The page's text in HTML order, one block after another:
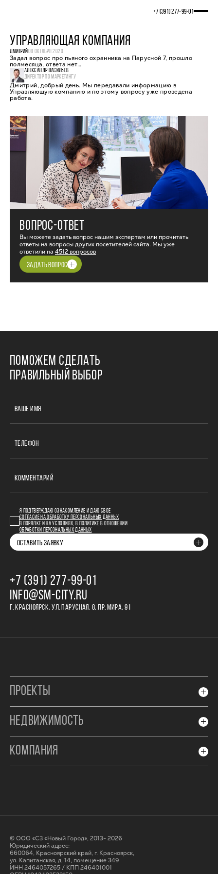
+7 (391) 277‒99‒01
УПРАВЛЯЮЩАЯ КОМПАНИЯ
ДМИТРИЙ08 ОКТЯБРЯ 2020
Задал вопрос про пьяного охранника на Парусной 7, прошло
полмесяца, ответа нет…
АЛЕКСАНДР ВАСИЛЬЕВ
ДИРЕКТОР ПО МАРКЕТИНГУ
Дмитрий, добрый день. Мы передавали информацию в
Управляющую компанию и по этому вопросу уже проведена
работа.
ВОПРОС-ОТВЕТ
Вы можете задать вопрос нашим экспертам или прочитать
ответы на вопросы других посетителей сайта. Мы уже
ответили на 4512 вопросов
ЗАДАТЬ ВОПРОС
ПОМОЖЕМ СДЕЛАТЬ
ПРАВИЛЬНЫЙ ВЫБОР
ВАШЕ ИМЯ
ТЕЛЕФОН
КОММЕНТАРИЙ
Я ПОДТВЕРЖДАЮ ОЗНАКОМЛЕНИЕ И ДАЮ СВОЕ
СОГЛАСИЕ НА ОБРАБОТКУ ПЕРСОНАЛЬНЫХ ДАННЫХ
В ПОРЯДКЕ И НА УСЛОВИЯХ, В
ПОЛИТИКЕ В ОТНОШЕНИИ
ОБРАБОТКИ ПЕРСОНАЛЬНЫХ ДАННЫХ
ОСТАВИТЬ ЗАЯВКУ
+7 (391) 277‒99‒01
INFO@SM-CITY.RU
Г. КРАСНОЯРСК, УЛ. ПАРУСНАЯ, 8, ПР. МИРА, 91
ПРОЕКТЫ
НЕДВИЖИМОСТЬ
КОМПАНИЯ
© ООО «СЗ «Новый Город», 2013- 2026
Юридический адрес:
660064, Красноярский край, г. Красноярск,
ул. Капитанская, д. 14, помещение 349
ИНН 2464057265 / КПП 246401001